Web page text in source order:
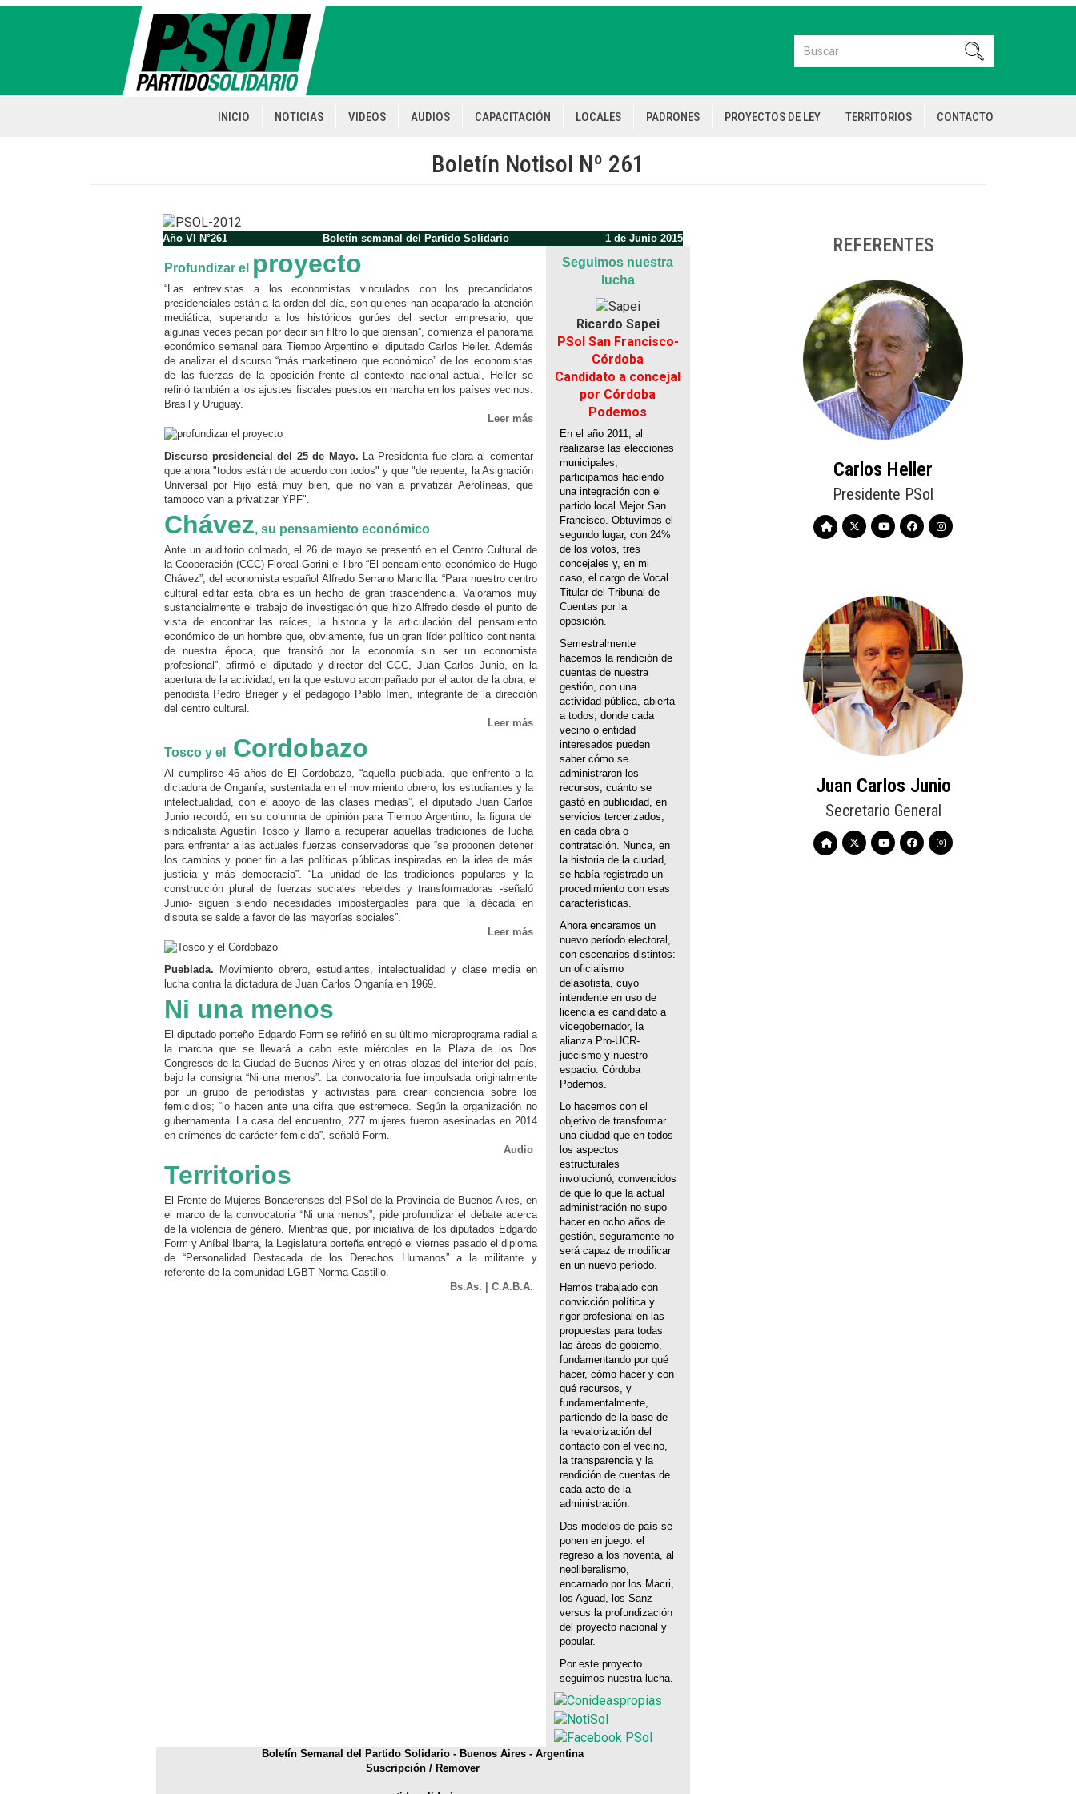
Pasar
Buscar
INICIO NOTICIAS VIDEOS AUDIOS CAPACITACIÓN LOCALES PADRONES PROYECTOS DE LEY TERRITORIOS CONTACTO
Boletín Notisol Nº 261
Año VI N°261 Boletín semanal del Partido Solidario 1 de Junio 2015
Profundizar el proyecto
“Las entrevistas a los economistas vinculados con los precandidatos
presidenciales están a la orden del día, son quienes han acaparado la atención
mediática, superando a los históricos gurúes del sector empresario, que
algunas veces pecan por decir sin filtro lo que piensan”, comienza el panorama
económico semanal para Tiempo Argentino el diputado Carlos Heller. Además
de analizar el discurso “más marketinero que económico” de los economistas
de las fuerzas de la oposición frente al contexto nacional actual, Heller se
refirió también a los ajustes fiscales puestos en marcha en los países vecinos:
Brasil y Uruguay.
Leer más
Discurso presidencial del 25 de Mayo. La Presidenta fue clara al comentar
que ahora "todos están de acuerdo con todos" y que "de repente, la Asignación
Universal por Hijo está muy bien, que no van a privatizar Aerolíneas, que
tampoco van a privatizar YPF".
Chávez, su pensamiento económico
Ante un auditorio colmado, el 26 de mayo se presentó en el Centro Cultural de
la Cooperación (CCC) Floreal Gorini el libro “El pensamiento económico de Hugo
Chávez”, del economista español Alfredo Serrano Mancilla. “Para nuestro centro
cultural editar esta obra es un hecho de gran trascendencia. Valoramos muy
sustancialmente el trabajo de investigación que hizo Alfredo desde el punto de
vista de encontrar las raíces, la historia y la articulación del pensamiento
económico de un hombre que, obviamente, fue un gran líder político continental
de nuestra época, que transitó por la economía sin ser un economista
profesional”, afirmó el diputado y director del CCC, Juan Carlos Junio, en la
apertura de la actividad, en la que estuvo acompañado por el autor de la obra, el
periodista Pedro Brieger y el pedagogo Pablo Imen, integrante de la dirección
del centro cultural.
Leer más
Tosco y el Cordobazo
Al cumplirse 46 años de El Cordobazo, “aquella pueblada, que enfrentó a la
dictadura de Onganía, sustentada en el movimiento obrero, los estudiantes y la
intelectualidad, con el apoyo de las clases medias”, el diputado Juan Carlos
Junio recordó, en su columna de opinión para Tiempo Argentino, la figura del
sindicalista Agustín Tosco y llamó a recuperar aquellas tradiciones de lucha
para enfrentar a las actuales fuerzas conservadoras que “se proponen detener
los cambios y poner fin a las políticas públicas inspiradas en la idea de más
justicia y más democracia”. “La unidad de las tradiciones populares y la
construcción plural de fuerzas sociales rebeldes y transformadoras -señaló
Junio- siguen siendo necesidades impostergables para que la década en
disputa se salde a favor de las mayorías sociales”.
Leer más
Pueblada. Movimiento obrero, estudiantes, intelectualidad y clase media en
lucha contra la dictadura de Juan Carlos Onganía en 1969.
Ni una menos
El diputado porteño Edgardo Form se refirió en su último microprograma radial a
la marcha que se llevará a cabo este miércoles en la Plaza de los Dos
Congresos de la Ciudad de Buenos Aires y en otras plazas del interior del país,
bajo la consigna “Ni una menos”. La convocatoria fue impulsada originalmente
por un grupo de periodistas y activistas para crear conciencia sobre los
femicidios; “lo hacen ante una cifra que estremece. Según la organización no
gubernamental La casa del encuentro, 277 mujeres fueron asesinadas en 2014
en crímenes de carácter femicida”, señaló Form.
Audio
Territorios
El Frente de Mujeres Bonaerenses del PSol de la Provincia de Buenos Aires, en
el marco de la convocatoria “Ni una menos”, pide profundizar el debate acerca
de la violencia de género. Mientras que, por iniciativa de los diputados Edgardo
Form y Aníbal Ibarra, la Legislatura porteña entregó el viernes pasado el diploma
de “Personalidad Destacada de los Derechos Humanos” a la militante y
referente de la comunidad LGBT Norma Castillo.
Bs.As.
C.A.B.A.
Seguimos nuestra
lucha
Ricardo Sapei
PSol San Francisco-
Córdoba
Candidato a concejal
por Córdoba
Podemos
En el año 2011, al
realizarse las elecciones
municipales,
participamos haciendo
una integración con el
partido local Mejor San
Francisco. Obtuvimos el
segundo lugar, con 24%
de los votos, tres
concejales y, en mi
caso, el cargo de Vocal
Titular del Tribunal de
Cuentas por la
oposición.
Semestralmente
hacemos la rendición de
cuentas de nuestra
gestión, con una
actividad pública, abierta
a todos, donde cada
vecino o entidad
interesados pueden
saber cómo se
administraron los
recursos, cuánto se
gastó en publicidad, en
servicios tercerizados,
en cada obra o
contratación. Nunca, en
la historia de la ciudad,
se había registrado un
procedimiento con esas
características.
Ahora encaramos un
nuevo período electoral,
con escenarios distintos:
un oficialismo
delasotista, cuyo
intendente en uso de
licencia es candidato a
vicegobernador, la
alianza Pro-UCR-
juecismo y nuestro
espacio: Córdoba
Podemos.
Lo hacemos con el
objetivo de transformar
una ciudad que en todos
los aspectos
estructurales
involucionó, convencidos
de que lo que la actual
administración no supo
hacer en ocho años de
gestión, seguramente no
será capaz de modificar
en un nuevo período.
Hemos trabajado con
convicción política y
rigor profesional en las
propuestas para todas
las áreas de gobierno,
fundamentando por qué
hacer, cómo hacer y con
qué recursos, y
fundamentalmente,
partiendo de la base de
la revalorización del
contacto con el vecino,
la transparencia y la
rendición de cuentas de
cada acto de la
administración.
Dos modelos de país se
ponen en juego: el
regreso a los noventa, al
neoliberalismo,
encarnado por los Macri,
los Aguad, los Sanz
versus la profundización
del proyecto nacional y
popular.
Por este proyecto
seguimos nuestra lucha.
Boletín Semanal del Partido Solidario - Buenos Aires - Argentina
Suscripción / Remover
REFERENTES
Carlos Heller
Presidente PSol
Juan Carlos Junio
Secretario General